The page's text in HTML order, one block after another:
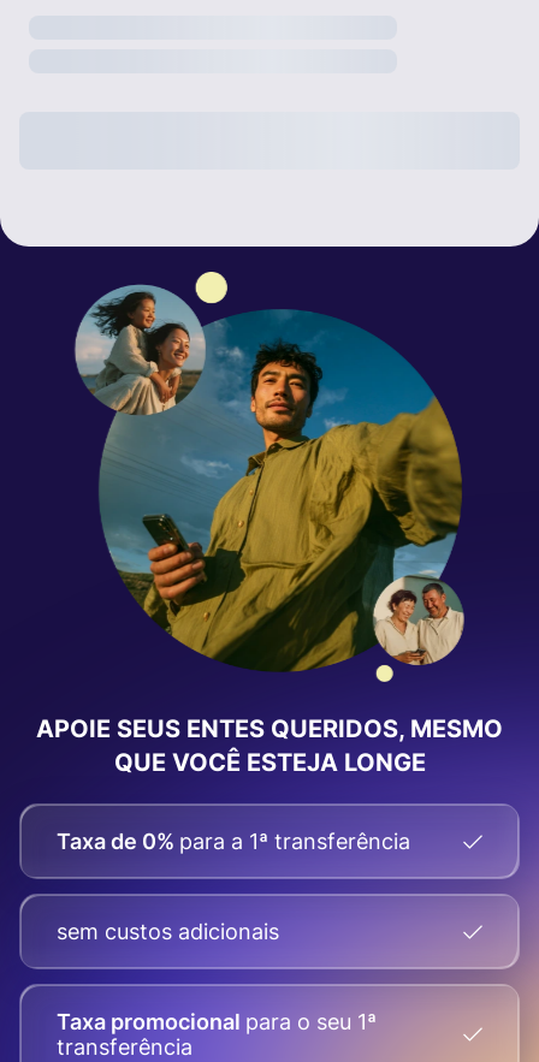
APOIE SEUS ENTES QUERIDOS, MESMO
QUE VOCÊ ESTEJA LONGE
Taxa de 0% para a 1ª transferência
sem custos adicionais
Taxa promocional para o seu 1ª
transferência